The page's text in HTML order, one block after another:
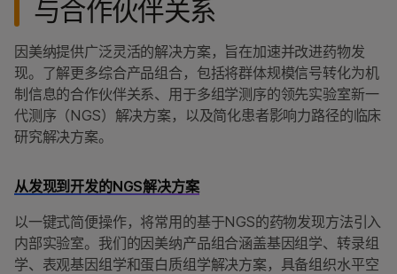
与合作伙伴关系
因美纳提供广泛灵活的解决方案，旨在加速并改进药物发
现。了解更多综合产品组合，包括将群体规模信号转化为机
制信息的合作伙伴关系、用于多组学测序的领先实验室新一
代测序（NGS）解决方案，以及简化患者影响力路径的临床
研究解决方案。
从发现到开发的NGS解决方案
以一键式简便操作，将常用的基于NGS的药物发现方法引入
内部实验室。我们的因美纳产品组合涵盖基因组学、转录组
学、表观基因组学和蛋白质组学解决方案，具备组织水平空